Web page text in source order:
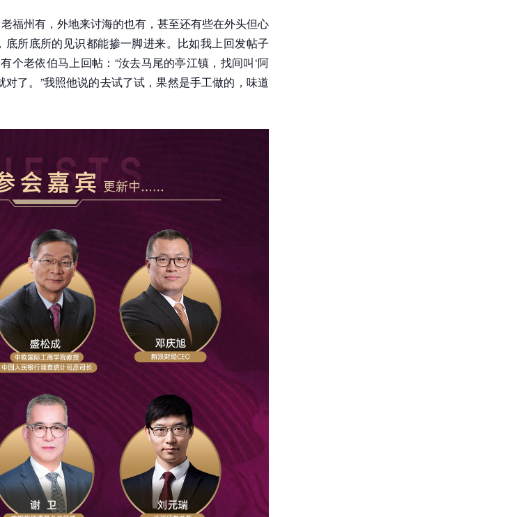
福州有，外地来讨海的也有，甚至还有些在外头但心
所底所的见识都能掺一脚进来。比如我上回发帖子
个老依伯马上回帖：“汝去马尾的亭江镇，找间叫‘阿
了。”我照他说的去试了试，果然是手工做的，味道